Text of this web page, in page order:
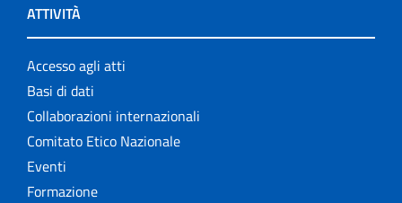
ATTIVITÀ
Accesso agli atti
Basi di dati
Collaborazioni internazionali
Comitato Etico Nazionale
Eventi
Formazione